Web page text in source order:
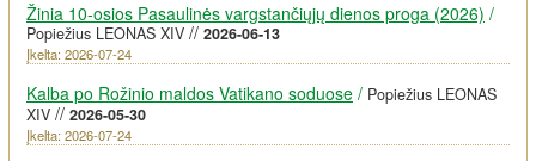
Žinia 10-osios Pasaulinės vargstančiųjų dienos proga (2026) /
Popiežius LEONAS XIV // 2026-06-13
Įkelta: 2026-07-24
Kalba po Rožinio maldos Vatikano soduose / Popiežius LEONAS
XIV // 2026-05-30
Įkelta: 2026-07-24